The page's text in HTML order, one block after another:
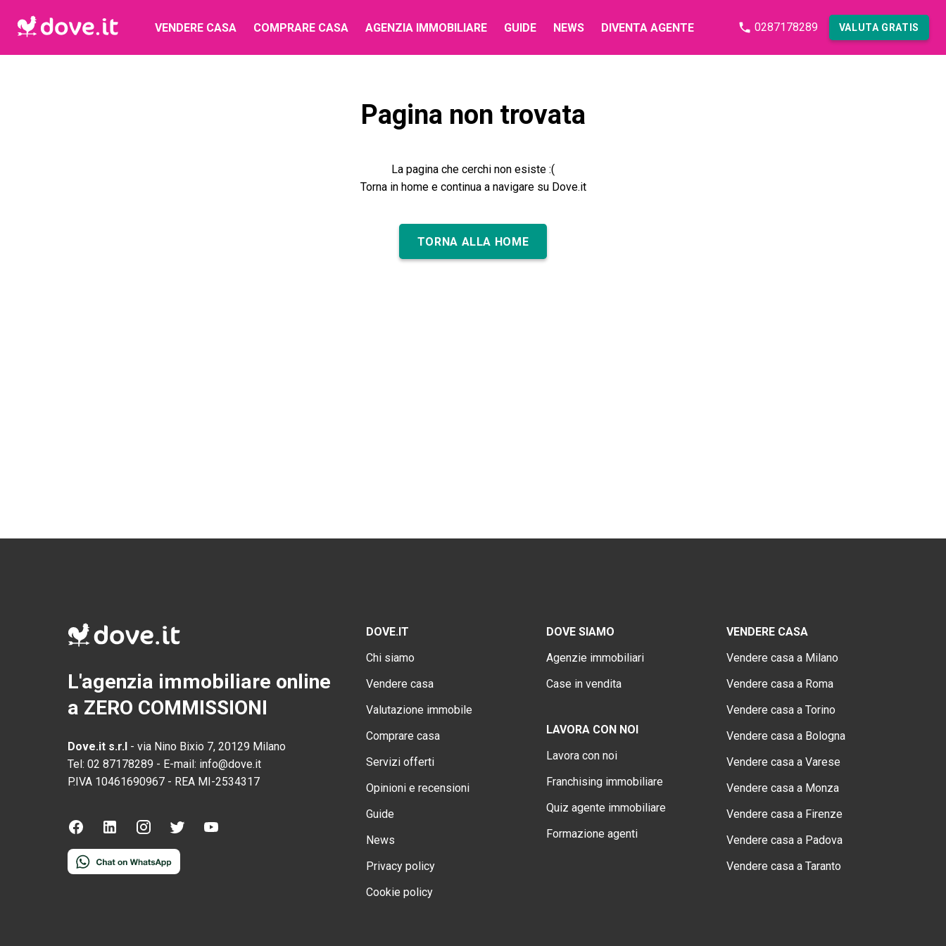
VENDERE CASA COMPRARE CASA AGENZIA IMMOBILIARE GUIDE NEWS DIVENTA AGENTE 0287178289 VALUTA GRATIS
Pagina non trovata
La pagina che cerchi non esiste :(
Torna in home e continua a navigare su Dove.it
TORNA ALLA HOME
L'agenzia immobiliare online
a ZERO COMMISSIONI
Dove.it s.r.l - via Nino Bixio 7, 20129 Milano
Tel: 02 87178289 - E-mail: info@dove.it
P.IVA 10461690967 - REA MI-2534317
DOVE.IT
Chi siamo
Vendere casa
Valutazione immobile
Comprare casa
Servizi offerti
Opinioni e recensioni
Guide
News
Privacy policy
Cookie policy
DOVE SIAMO
Agenzie immobiliari
Case in vendita
LAVORA CON NOI
Lavora con noi
Franchising immobiliare
Quiz agente immobiliare
Formazione agenti
VENDERE CASA
Vendere casa a Milano
Vendere casa a Roma
Vendere casa a Torino
Vendere casa a Bologna
Vendere casa a Varese
Vendere casa a Monza
Vendere casa a Firenze
Vendere casa a Padova
Vendere casa a Taranto